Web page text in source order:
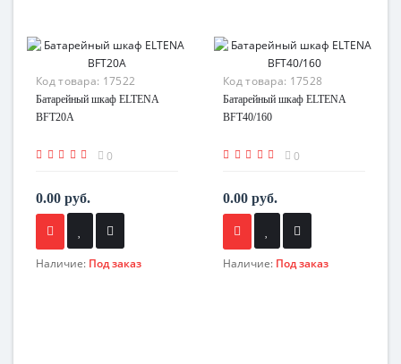
Код товара: 17522
Батарейный шкаф ELTENA
BFT20A
0
0.00 руб.
Наличие: Под заказ
Код товара: 17528
Батарейный шкаф ELTENA
BFT40/160
0
0.00 руб.
Наличие: Под заказ